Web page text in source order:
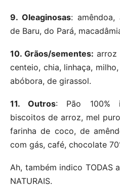
9. Oleaginosas: amêndoa,
de Baru, do Pará,
10. Grãos/sementes: arroz
centeio, chia, linhaça,
abóbora, de girassol.
11. Outros: Pão 100%
biscoitos de arroz, mel
farinha de coco, de
com gás, café, chocolate
Ah, também indico TODAS
NATURAIS.